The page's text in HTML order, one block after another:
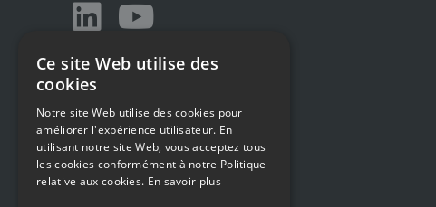
Ce site Web utilise des
cookies
Notre site Web utilise des cookies pour
améliorer l'expérience utilisateur. En
utilisant notre site Web, vous acceptez tous
les cookies conformément à notre Politique
relative aux cookies. En savoir plus